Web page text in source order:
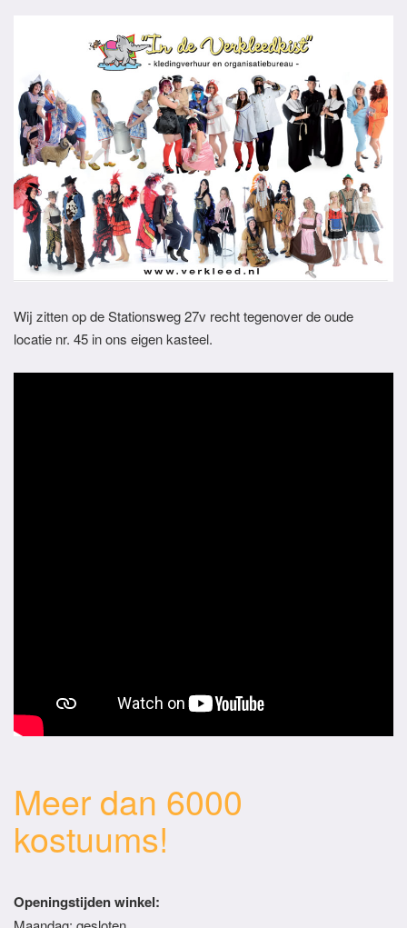
Wij zitten op de Stationsweg 27v recht tegenover de oude
locatie nr. 45 in ons eigen kasteel.
Meer dan 6000
kostuums!
Openingstijden winkel: